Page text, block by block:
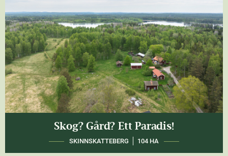
Skog? Gård? Ett Paradis!
SKINNSKATTEBERG 104 HA